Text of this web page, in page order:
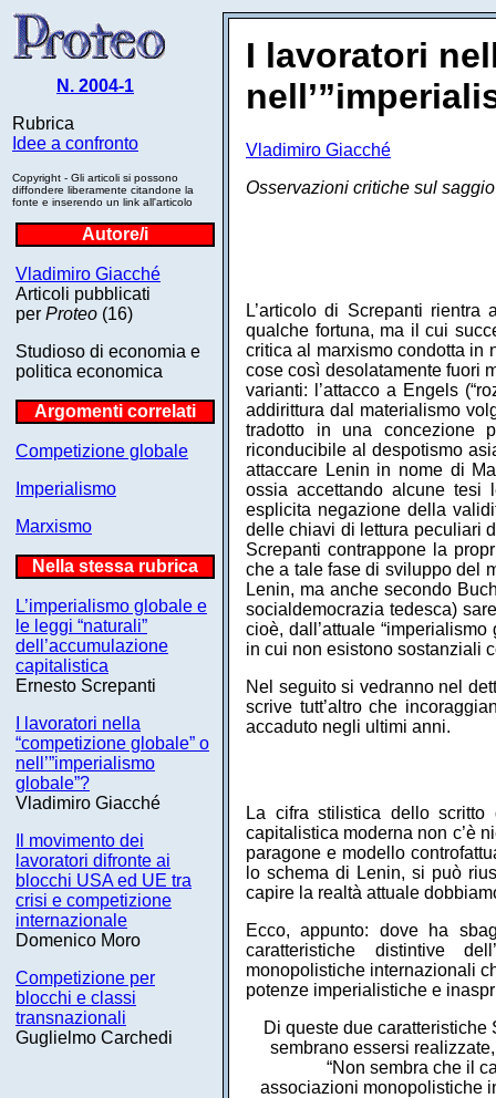
N. 2004-1
Rubrica
Idee a confronto
Copyright - Gli articoli si possono
diffondere liberamente citandone la
fonte e inserendo un link all'articolo
Autore/i
Vladimiro Giacché
Articoli pubblicati
per Proteo (16)
Studioso di economia e
politica economica
Argomenti correlati
Competizione globale
Imperialismo
Marxismo
Nella stessa rubrica
L’imperialismo globale e
le leggi “naturali”
dell’accumulazione
capitalistica
Ernesto Screpanti
I lavoratori nella
“competizione globale” o
nell’”imperialismo
globale”?
Vladimiro Giacché
Il movimento dei
lavoratori difronte ai
blocchi USA ed UE tra
crisi e competizione
internazionale
Domenico Moro
Competizione per
blocchi e classi
transnazionali
Guglielmo Carchedi
I lavoratori
Vladimiro Giacché
Osservazioni critiche sul
L’articolo di Screpanti
qualche fortuna, ma il cui
critica al marxismo condotta in
cose così desolatamente fuori
varianti: l’attacco a Engels
addirittura dal materialismo
tradotto in una concezione
riconducibile al despotismo
attaccare Lenin in nome di
ossia accettando alcune tesi
esplicita negazione della
delle chiavi di lettura peculiari
Screpanti contrappone la
che a tale fase di sviluppo del
Lenin, ma anche secondo
socialdemocrazia tedesca)
cioè, dall’attuale
in cui non esistono sostanziali
Nel seguito si vedranno nel
scrive tutt’altro che
accaduto negli ultimi anni.
La cifra stilistica dello scritto
capitalistica moderna non c’è
paragone e modello
lo schema di Lenin, si può
capire la realtà attuale
Ecco, appunto: dove ha
caratteristiche distintive
monopolistiche internazionali
potenze imperialistiche e
Di queste due caratteristiche
sembrano essersi
“Non sembra che il
associazioni monopolistiche